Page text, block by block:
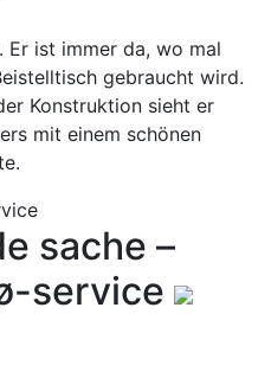
Er ist immer da, wo mal
gebraucht wird.
Konstruktion sieht er
mit einem schönen
sache –
service